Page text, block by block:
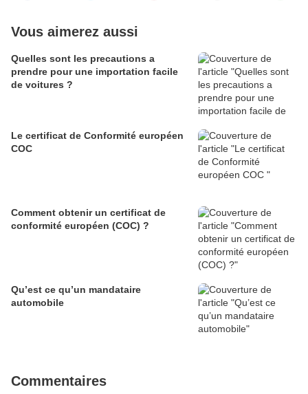
Vous aimerez aussi
Quelles sont les precautions a
prendre pour une importation facile
de voitures ?
Le certificat de Conformité européen
COC
Comment obtenir un certificat de
conformité européen (COC) ?
Qu’est ce qu’un mandataire
automobile
Commentaires